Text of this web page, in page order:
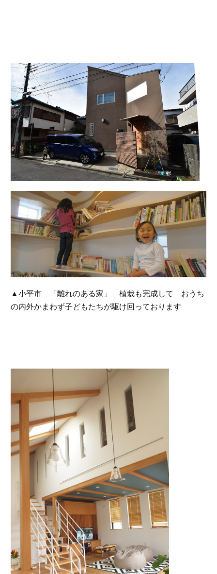
▲小平市 「離れのある家」 植栽も完成して おうち
の内外かまわず子どもたちが駆け回っております